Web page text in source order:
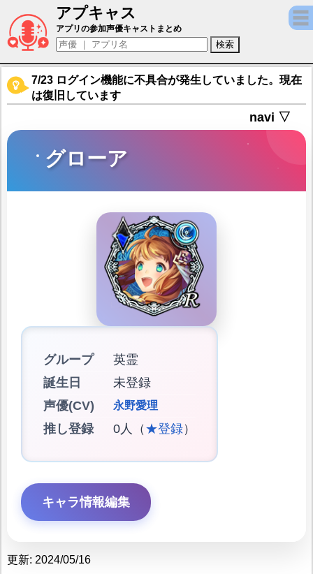
アプキャス
グローア（声優：永野愛理)【ソウルリバー
アプリの参加声優キャストまとめ
7/23 ログイン機能に不具合が発生していました。現在
は復旧しています
navi ▽
グローア
グループ
英霊
誕生日
未登録
声優(CV)
永野愛理
推し登録 0人（ ★登録）
キャラ情報編集
更新: 2024/05/16